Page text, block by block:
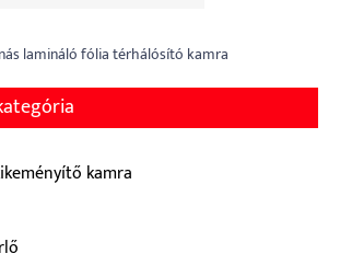
lamináló fólia térhálósító kamra
kamra